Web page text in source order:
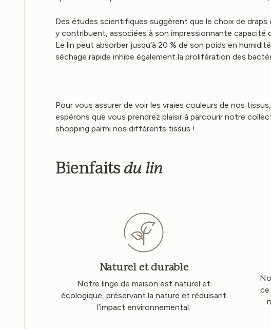
Des études scientifiques suggèrent que le choix de
y contribuent, associées à son impressionnante capacité
Le lin peut absorber jusqu’à 20 % de son poids en
séchage rapide inhibe également la prolifération des
Pour vous assurer de voir les vraies couleurs de nos
espérons que vous prendrez plaisir à parcourir notre
shopping parmi nos différents tissus !
Bienfaitsdu lin
Naturel et durable
Notre linge de maison est naturel et
écologique, préservant la nature et réduisant
l’impact environnemental.
ce